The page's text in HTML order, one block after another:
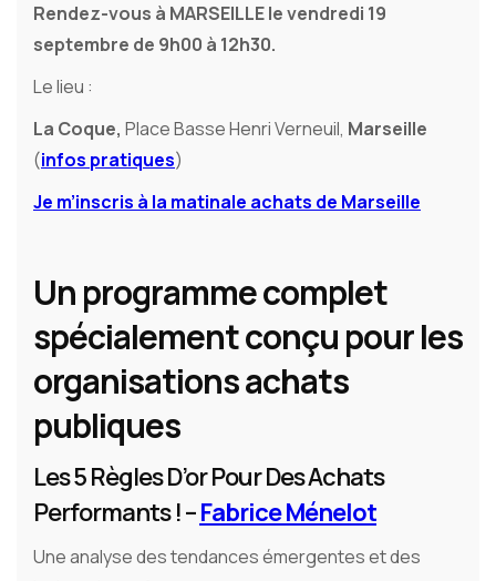
Rendez-vous à MARSEILLE le vendredi 19
septembre de 9h00 à 12h30.
Le lieu :
La Coque, Place Basse Henri Verneuil, Marseille
(infos pratiques)
Je m’inscris à la matinale achats de Marseille
Un programme complet
spécialement conçu pour les
organisations achats
publiques
Les 5 Règles D’or Pour Des Achats
Performants ! –Fabrice Ménelot
Une analyse des tendances émergentes et des